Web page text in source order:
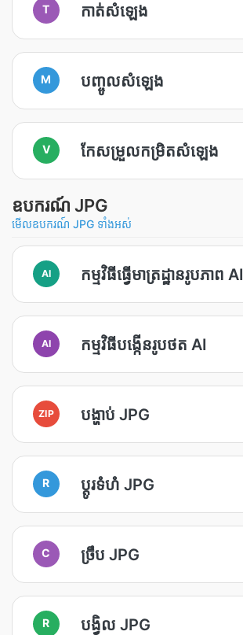
T កាត់​សំឡេង
M បញ្ចូល​សំឡេង
V កែសម្រួលកម្រិតសំឡេង
ឧបករណ៍ JPG
មើលឧបករណ៍ JPG ទាំងអស់
AI កម្មវិធី​ធ្វើ​មាត្រដ្ឋាន​រូបភាព AI
AI កម្មវិធី​បង្កើន​រូបថត AI
ZIP បង្ហាប់ JPG
R ប្ដូរទំហំ JPG
C ច្រឹប JPG
R បង្វិល JPG